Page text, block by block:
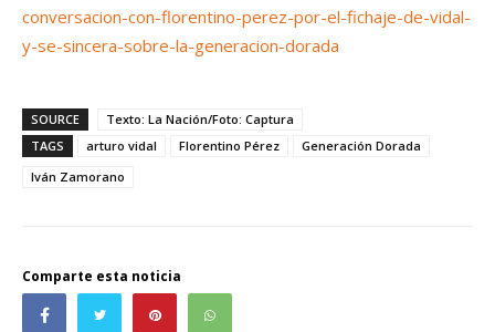
conversacion-con-florentino-perez-por-el-fichaje-de-vidal-
y-se-sincera-sobre-la-generacion-dorada
SOURCE
Texto: La Nación/Foto: Captura
TAGS
arturo vidal Florentino Pérez
Generación Dorada
Iván Zamorano
Comparte esta noticia